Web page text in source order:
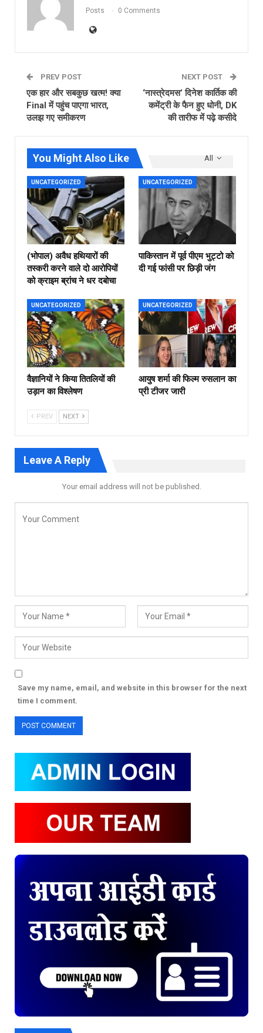
Posts 0 Comments
PREV POST
एक हार और सबकुछ खत्म! क्या
Final में पहुंच पाएगा भारत,
उलझ गए समीकरण
NEXT POST
‘नास्त्रेदमस’ दिनेश कार्तिक की
कमेंट्री के फैन हुए धोनी, DK
की तारीफ में पढ़े कसीदे
All
You Might Also Like
UNCATEGORIZED
(भोपाल) अवैध हथियारों की
तस्करी करने वाले दो आरोपियों
को क्राइम ब्रांच ने धर दबोचा
UNCATEGORIZED
पाकिस्तान में पूर्व पीएम भुट्टो को
दी गई फांसी पर छिड़ी जंग
UNCATEGORIZED
वैज्ञानियों ने किया तितलियों की
उड़ान का विश्लेषण
UNCATEGORIZED
आयुष शर्मा की फिल्म रुसलान का
प्री टीजर जारी
PREV NEXT
Leave A Reply
Your email address will not be published.
Save my name, email, and website in this browser for the next
time I comment.